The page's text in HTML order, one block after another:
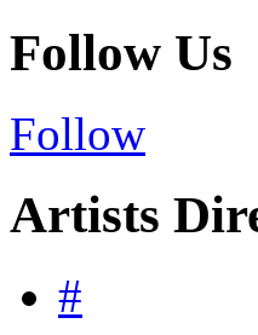
Follow Us
Follow
Artists
#